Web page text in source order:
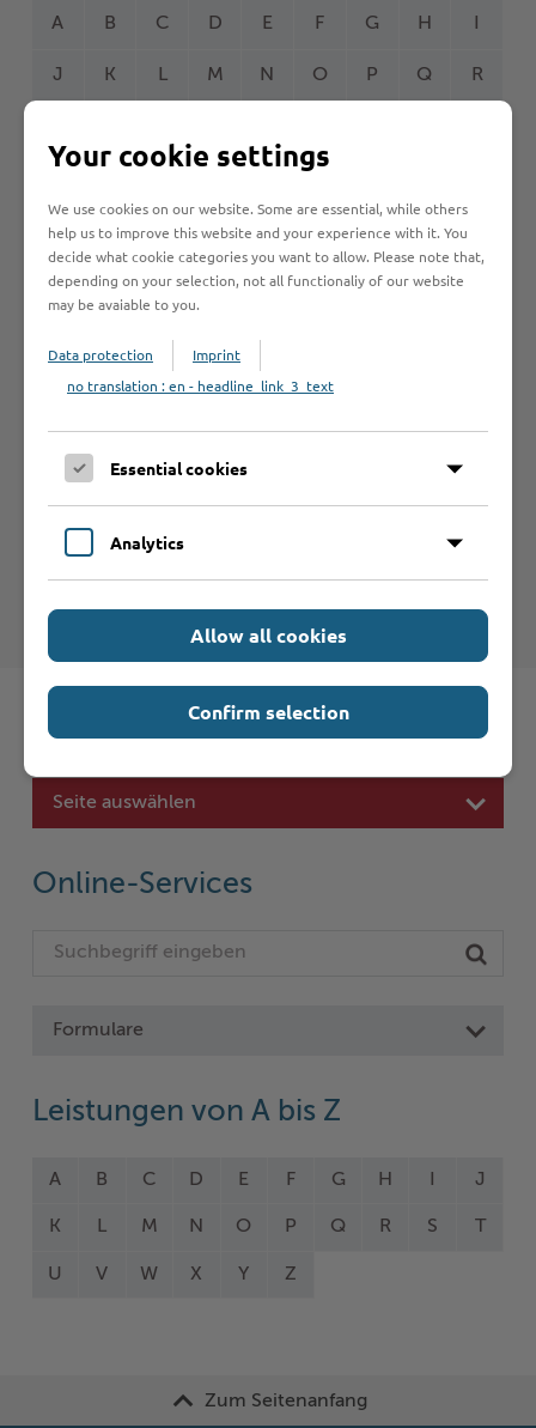
A B C D E F G H
J K L M N O P Q R
Betrieb anmelden
Sie vermissen einen Eintrag in der Liste? Melden Sie
Betrieb anmelden
Haftungsauschluss
Hinweise zum Haftungsausschluß bei Links zu anderen
Internet-Seiten entnehmen Sie bitte den
Nutzungsbedingungen.
Schnelleinstieg
Seite auswählen
Online-Services
Formulare
Leistungen von A bis Z
A B C D E F G H J
K L M N O P Q R S
U V W X Y Z
Zum Seitenanfang
Your cookie settings
We use cookies on our website. Some are essential, while others
help us to improve this website and your experience with it. You
decide what cookie categories you want to allow. Please note that,
depending on your selection, not all functionaliy of our website
may be avaiable to you.
Data protection
Imprint
no translation : en - headline_link_3_text
Essential cookies
Analytics
Allow all cookies
Confirm selection